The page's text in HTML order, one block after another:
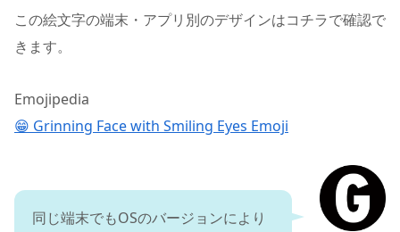
この絵文字の端末・アプリ別のデザインはコチラで確認で
きます。
Emojipedia
😁 Grinning Face with Smiling Eyes Emoji
同じ端末でもOSのバージョンにより